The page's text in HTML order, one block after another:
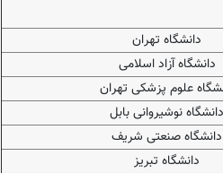
دانشگاه تهران
دانشگاه آزاد اسلامی
علوم پزشکی تهران
دانشگاه نوشیروانی بابل
دانشگاه صنعتی شریف
دانشگاه تبریز